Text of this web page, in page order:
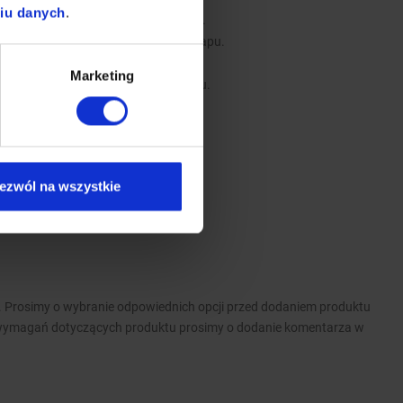
danych.
Marketing
na wszystkie
i zawiesi umożliwiających montaż.
dodatkowe wyposażenie okapu.
instalacji wentylacyjnej w budynku.
o wybranie odpowiednich opcji przed dodaniem produktu
dotyczących produktu prosimy o dodanie komentarza w